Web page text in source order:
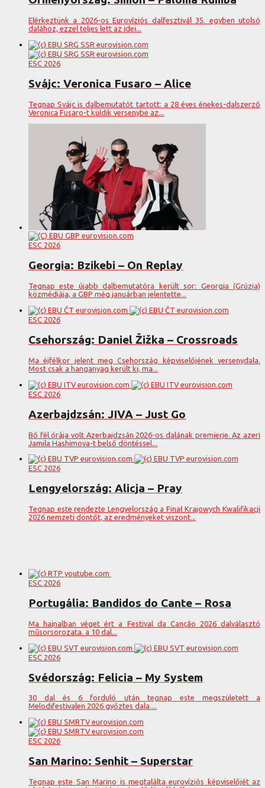
Elérkeztünk a 2026-os Eurovíziós dalfesztivál 35. egyben utolsó
dalához, ezzel teljes lett az idei...
ESC 2026
Svájc: Veronica Fusaro – Alice
Tegnap Svájc is dalbemutatót tartott: a 28 éves énekes-dalszerző
Veronica Fusaro-t küldik versenybe az...
ESC 2026
Georgia: Bzikebi – On Replay
Tegnap este újabb dalbemutatóra került sor: Georgia (Grúzia)
közmédiája, a GBP még januárban jelentette...
ESC 2026
Csehország: Daniel Žižka – Crossroads
Ma éjfélkor jelent meg Csehország képviselőjének versenydala.
Most csak a hanganyag került ki, ma...
ESC 2026
Azerbajdzsán: JIVA – Just Go
Bő fél órája volt Azerbajdzsán 2026-os dalának premierje. Az azeri
Jamila Hashimova-t belső döntéssel...
ESC 2026
Lengyelország: Alicja – Pray
Tegnap este rendezte Lengyelország a Finał Krajowych Kwalifikacji
2026 nemzeti döntőt, az eredményeket viszont...
ESC 2026
Portugália: Bandidos do Cante – Rosa
Ma hajnalban véget ért a Festival da Canção 2026 dalválasztó
műsorsorozata. a 10 dal...
ESC 2026
Svédország: Felicia – My System
30 dal és 6 forduló után tegnap este megszületett a
Melodifestivalen 2026 győztes dala....
ESC 2026
San Marino: Senhit – Superstar
Tegnap este San Marino is megtalálta eurovíziós képviselőjét az